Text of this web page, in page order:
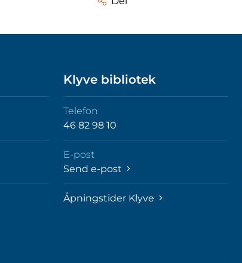
Klyve bibliotek
Telefon
46 82 98 10
E-post
Send e-post
Åpningstider Klyve